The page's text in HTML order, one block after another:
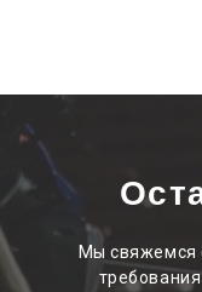
Мы свяжемся